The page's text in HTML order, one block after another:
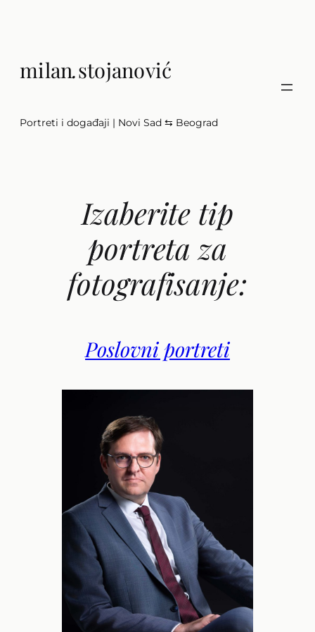
milan.stojanović
Portreti i događaji | Novi Sad ⇆ Beograd
Izaberite tip
portreta za
fotografisanje:
Poslovni portreti